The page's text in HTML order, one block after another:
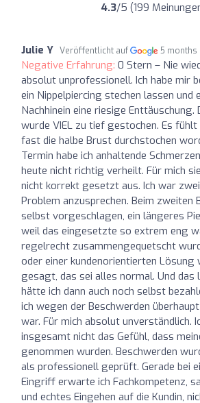
4.3/5 (199
Julie Y Veröffentlicht auf 5 months
Negative Erfahrung: 0 Stern – Nie
absolut unprofessionell. Ich habe mir
ein Nippelpiercing stechen lassen und
Nachhinein eine riesige Enttäuschung.
wurde VIEL zu tief gestochen. Es fühlt
fast die halbe Brust durchstochen
Termin habe ich anhaltende
heute nicht richtig verheilt. Für mich
nicht korrekt gesetzt aus. Ich war
Problem anzusprechen. Beim zweiten
selbst vorgeschlagen, ein längeres
weil das eingesetzte so extrem eng
regelrecht zusammengequetscht
oder einer kundenorientierten Lösung
gesagt, das sei alles normal. Und das
hätte ich dann auch noch selbst
ich wegen der Beschwerden
war. Für mich absolut unverständlich.
insgesamt nicht das Gefühl, dass
genommen wurden. Beschwerden
als professionell geprüft. Gerade bei
Eingriff erwarte ich Fachkompetenz,
und echtes Eingehen auf die Kundin,